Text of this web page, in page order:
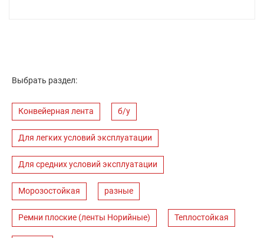
Выбрать раздел:
Конвейерная лента б/у
Для легких условий эксплуатации
Для средних условий эксплуатации
Морозостойкая разные
Ремни плоские (ленты Норийные) Теплостойкая